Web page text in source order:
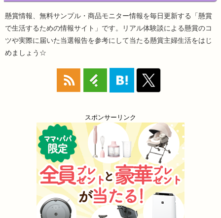
懸賞情報、無料サンプル・商品モニター情報を毎日更新する「懸賞
で生活するための情報サイト」です。リアル体験談による懸賞のコ
ツや実際に届いた当選報告を参考にして当たる懸賞主婦生活をはじ
めましょう☆
スポンサーリンク